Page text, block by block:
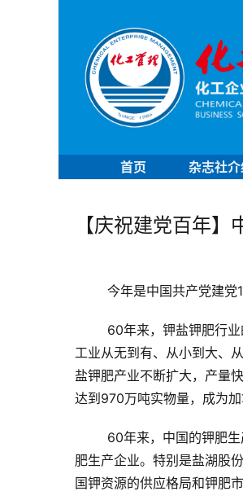
首页 杂志社介
【庆祝建党百年
今年是中国共产党建党
60年来，钾盐钾肥行
工业从无到有、从小到大、
盐钾肥产业不断扩大，产量
达到970万吨实物量，成为
60年来，中国的钾肥
肥生产企业。特别是盐湖股
国钾资源的供应格局和钾肥市